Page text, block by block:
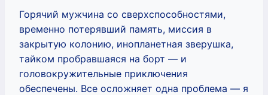
Горячий мужчина со сверхспособностями,
временно потерявший память, миссия в
закрытую колонию, инопланетная зверушка,
тайком пробравшаяся на борт — и
головокружительные приключения
обеспечены. Все осложняет одна проблема — я